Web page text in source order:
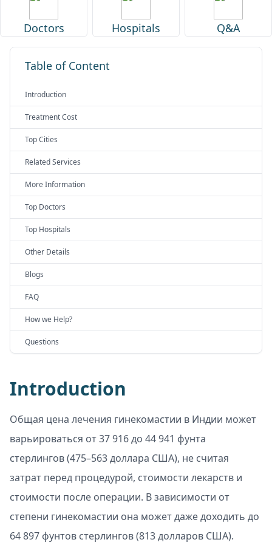
Doctors Hospitals Q&A
Table of Content
Introduction
Treatment Cost
Top Cities
Related Services
More Information
Top Doctors
Top Hospitals
Other Details
Blogs
FAQ
How we Help?
Questions
Introduction
Общая цена лечения гинекомастии в Индии может
варьироваться от 37 916 до 44 941 фунта
стерлингов (475–563 доллара США), не считая
затрат перед процедурой, стоимости лекарств и
стоимости после операции. В зависимости от
степени гинекомастии она может даже доходить до
64 897 фунтов стерлингов (813 долларов США).